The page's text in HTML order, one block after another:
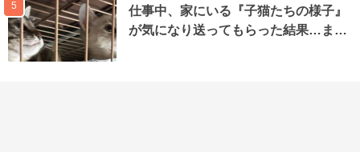
5
仕事中、家にいる『子猫たちの様子』
が気になり送ってもらった結果…ま…